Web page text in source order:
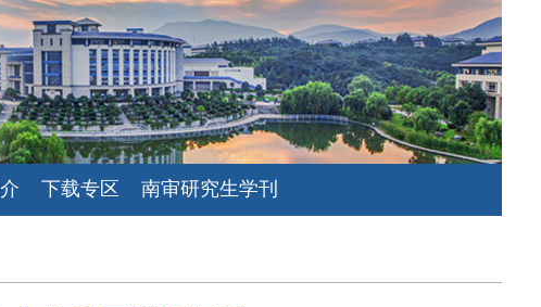
下载专区 南审研究生学刊